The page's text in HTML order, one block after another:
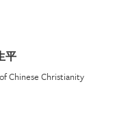
平
Chinese Christianity